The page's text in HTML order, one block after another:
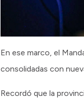
En ese marco, el
consolidadas con
Recordó que la